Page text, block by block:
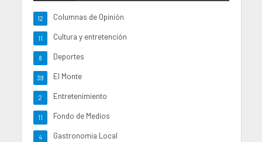
Columnas de Opinión
12
Cultura y entretención
11
Deportes
8
El Monte
39
Entretenimiento
2
Fondo de Medios
11
Gastronomia Local
4